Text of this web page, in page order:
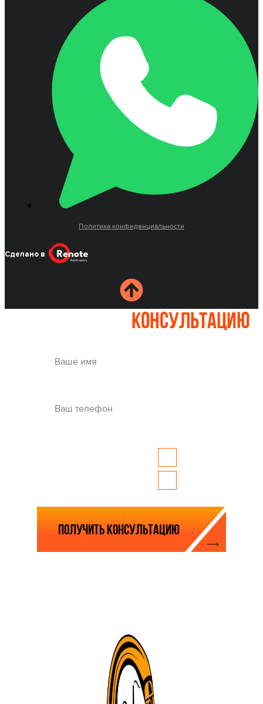
Политика конфиденциальности
Сделано в
консультацию